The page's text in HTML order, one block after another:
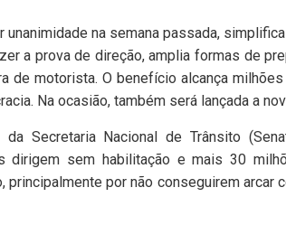
unanimidade na semana passada,
a prova de direção, amplia formas de
de motorista. O benefício alcança
Na ocasião, também será lançada a
da Secretaria Nacional de Trânsito
dirigem sem habilitação e mais 30
principalmente por não conseguirem arcar